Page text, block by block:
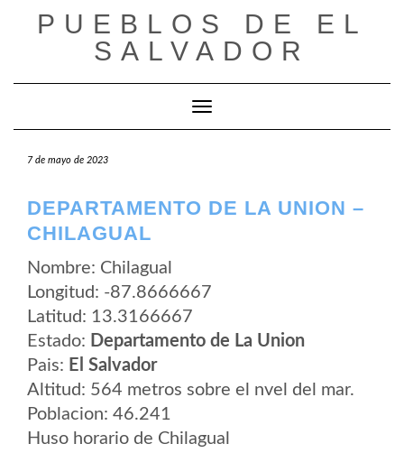
PUEBLOS DE EL
SALVADOR
Cambiar modo de navegación
7 de mayo de 2023
DEPARTAMENTO DE LA UNION –
CHILAGUAL
Nombre: Chilagual
Longitud: -87.8666667
Latitud: 13.3166667
Estado: Departamento de La Union
Pais: El Salvador
Altitud: 564 metros sobre el nvel del mar.
Poblacion: 46.241
Huso horario de Chilagual